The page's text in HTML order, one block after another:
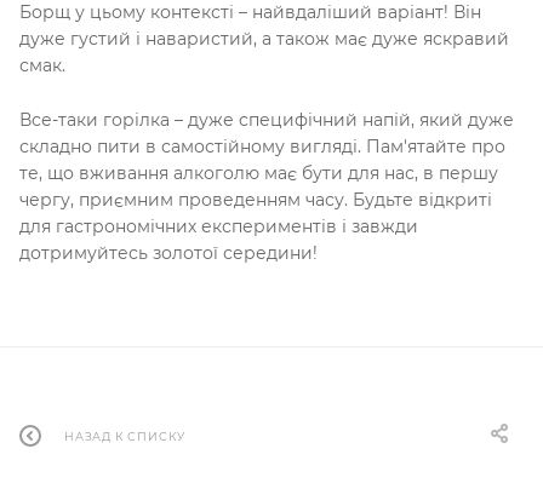
Борщ у цьому контексті – найвдаліший варіант! Він
дуже густий і наваристий, а також має дуже яскравий
смак.
Все-таки горілка – дуже специфічний напій, який дуже
складно пити в самостійному вигляді. Пам'ятайте про
те, що вживання алкоголю має бути для нас, в першу
чергу, приємним проведенням часу. Будьте відкриті
для гастрономічних експериментів і завжди
дотримуйтесь золотої середини!
НАЗАД К СПИСКУ